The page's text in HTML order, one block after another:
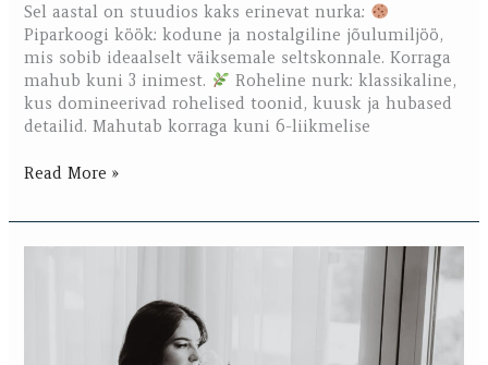
Sel aastal on stuudios kaks erinevat nurka:
Piparkoogi köök: kodune ja nostalgiline jõulumiljöö,
mis sobib ideaalselt väiksemale seltskonnale. Korraga
mahub kuni 3 inimest.
Roheline nurk: klassikaline,
kus domineerivad rohelised toonid, kuusk ja hubased
detailid. Mahutab korraga kuni 6-liikmelise
Read More »